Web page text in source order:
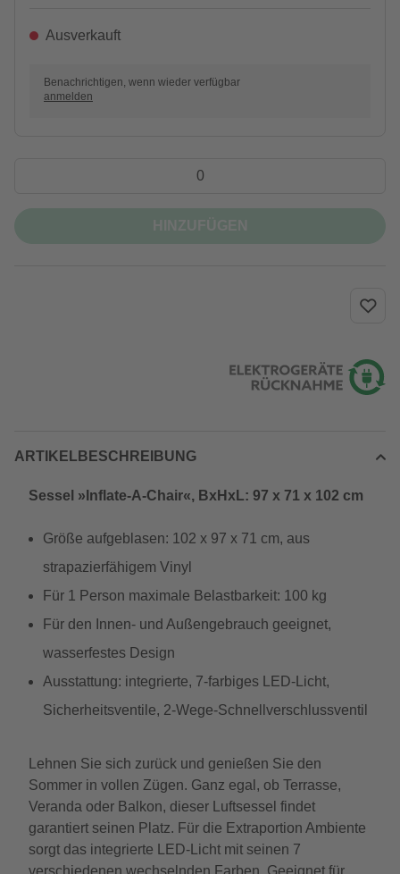
Ausverkauft
Benachrichtigen, wenn wieder verfügbar
anmelden
ARTIKELBESCHREIBUNG
Sessel »Inflate-A-Chair«, BxHxL: 97 x 71 x 102 cm
Größe aufgeblasen: 102 x 97 x 71 cm, aus
strapazierfähigem Vinyl
Für 1 Person maximale Belastbarkeit: 100 kg
Für den Innen- und Außengebrauch geeignet,
wasserfestes Design
Ausstattung: integrierte, 7-farbiges LED-Licht,
Sicherheitsventile, 2-Wege-Schnellverschlussventil
Lehnen Sie sich zurück und genießen Sie den
Sommer in vollen Zügen. Ganz egal, ob Terrasse,
Veranda oder Balkon, dieser Luftsessel findet
garantiert seinen Platz. Für die Extraportion Ambiente
sorgt das integrierte LED-Licht mit seinen 7
verschiedenen wechselnden Farben. Geeignet für